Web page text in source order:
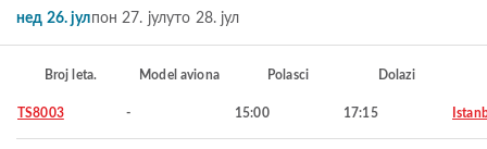
нед 26. јулпон 27. јулуто 28. јул
Broj leta. Model aviona Polasci Dolazi
TS8003 - 15:00 17:15